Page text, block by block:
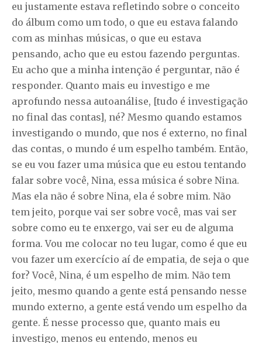
eu justamente estava refletindo sobre o conceito
do álbum como um todo, o que eu estava falando
com as minhas músicas, o que eu estava
pensando, acho que eu estou fazendo perguntas.
Eu acho que a minha intenção é perguntar, não é
responder. Quanto mais eu investigo e me
aprofundo nessa autoanálise, [tudo é investigação
no final das contas], né? Mesmo quando estamos
investigando o mundo, que nos é externo, no final
das contas, o mundo é um espelho também. Então,
se eu vou fazer uma música que eu estou tentando
falar sobre você, Nina, essa música é sobre Nina.
Mas ela não é sobre Nina, ela é sobre mim. Não
tem jeito, porque vai ser sobre você, mas vai ser
sobre como eu te enxergo, vai ser eu de alguma
forma. Vou me colocar no teu lugar, como é que eu
vou fazer um exercício aí de empatia, de seja o que
for? Você, Nina, é um espelho de mim. Não tem
jeito, mesmo quando a gente está pensando nesse
mundo externo, a gente está vendo um espelho da
gente. É nesse processo que, quanto mais eu
investigo, menos eu entendo, menos eu